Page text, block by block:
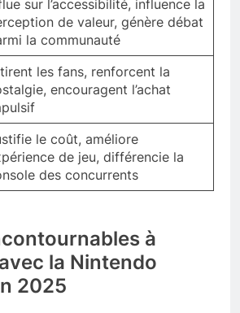
sur l’accessibilité, influence la
de valeur, génère débat
la communauté
les fans, renforcent la
encouragent l’achat
le coût, améliore
de jeu, différencie la
des concurrents
à
la Nintendo
2025